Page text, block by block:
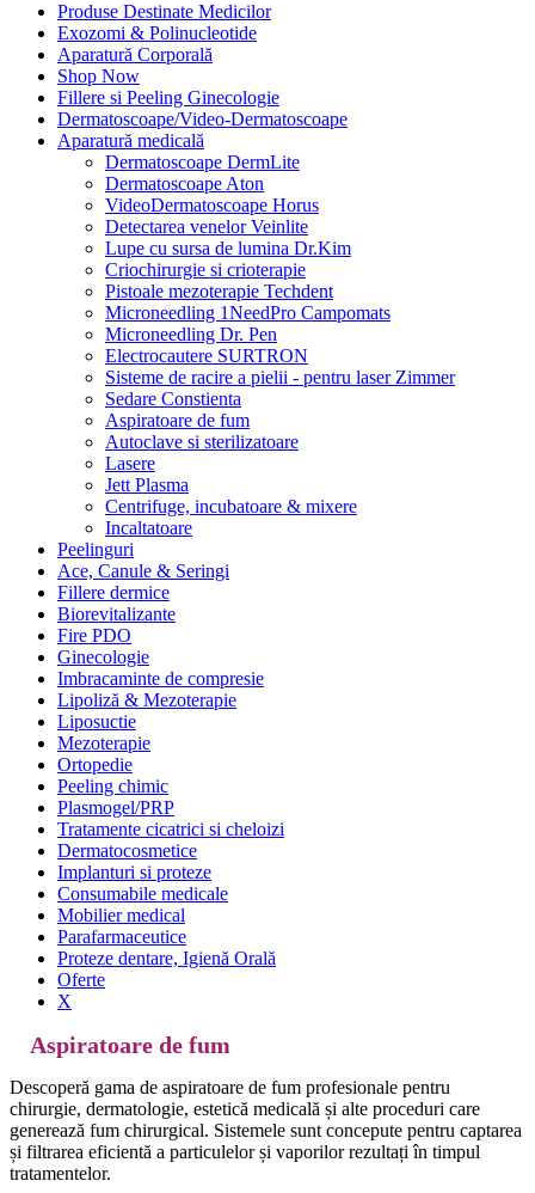
Produse Destinate Medicilor
Exozomi & Polinucleotide
Aparatură Corporală
Shop Now
Fillere si Peeling Ginecologie
Dermatoscoape/Video-Dermatoscoape
Aparatură medicală
Dermatoscoape DermLite
Dermatoscoape Aton
VideoDermatoscoape Horus
Detectarea venelor Veinlite
Lupe cu sursa de lumina Dr.Kim
Criochirurgie si crioterapie
Pistoale mezoterapie Techdent
Microneedling 1NeedPro Campomats
Microneedling Dr. Pen
Electrocautere SURTRON
Sisteme de racire a pielii - pentru laser Zimmer
Sedare Constienta
Aspiratoare de fum
Autoclave si sterilizatoare
Lasere
Jett Plasma
Centrifuge, incubatoare & mixere
Incaltatoare
Peelinguri
Ace, Canule & Seringi
Fillere dermice
Biorevitalizante
Fire PDO
Ginecologie
Imbracaminte de compresie
Lipoliză & Mezoterapie
Liposuctie
Mezoterapie
Ortopedie
Peeling chimic
Plasmogel/PRP
Tratamente cicatrici si cheloizi
Dermatocosmetice
Implanturi si proteze
Consumabile medicale
Mobilier medical
Parafarmaceutice
Proteze dentare, Igienă Orală
Oferte
X
Aspiratoare de fum
Descoperă gama de aspiratoare de fum profesionale pentru
chirurgie, dermatologie, estetică medicală și alte proceduri care
generează fum chirurgical. Sistemele sunt concepute pentru captarea
și filtrarea eficientă a particulelor și vaporilor rezultați în timpul
tratamentelor.